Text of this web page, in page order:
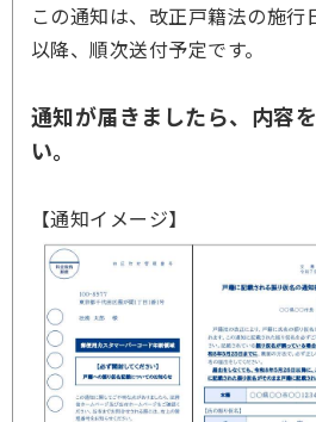
この通知は、改正戸籍法の施行
以降、順次送付予定です。
通知が届きましたら、内容
い。
【通知イメージ】